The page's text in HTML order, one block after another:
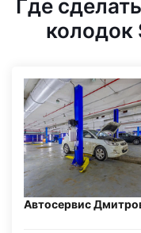
Где
колодок
Автосервис